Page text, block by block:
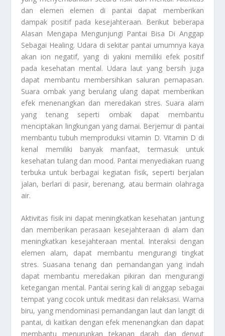
dan elemen elemen di pantai dapat memberikan
dampak positif pada kesejahteraan. Berikut beberapa
Alasan Mengapa Mengunjungi Pantai Bisa Di Anggap
Sebagai Healing. Udara di sekitar pantai umumnya kaya
akan ion negatif, yang di yakini memiliki efek positif
pada kesehatan mental. Udara laut yang bersih juga
dapat membantu membersihkan saluran pernapasan.
Suara ombak yang berulang ulang dapat memberikan
efek menenangkan dan meredakan stres. Suara alam
yang tenang seperti ombak dapat membantu
menciptakan lingkungan yang damai. Berjemur di pantai
membantu tubuh memproduksi vitamin D. Vitamin D di
kenal memiliki banyak manfaat, termasuk untuk
kesehatan tulang dan mood. Pantai menyediakan ruang
terbuka untuk berbagai kegiatan fisik, seperti berjalan
jalan, berlari di pasir, berenang, atau bermain olahraga
air.
Aktivitas fisik ini dapat meningkatkan kesehatan jantung
dan memberikan perasaan kesejahteraan di alam dan
meningkatkan kesejahteraan mental. Interaksi dengan
elemen alam, dapat membantu mengurangi tingkat
stres. Suasana tenang dan pemandangan yang indah
dapat membantu meredakan pikiran dan mengurangi
ketegangan mental. Pantai sering kali di anggap sebagai
tempat yang cocok untuk meditasi dan relaksasi. Warna
biru, yang mendominasi pemandangan laut dan langit di
pantai, di kaitkan dengan efek menenangkan dan dapat
membantu menurunkan tekanan darah dan denyut